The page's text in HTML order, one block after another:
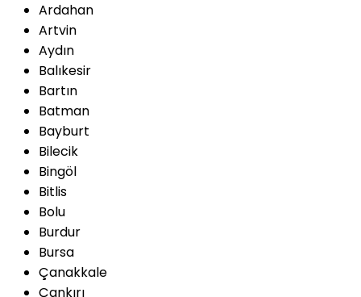
Ardahan
Artvin
Aydın
Balıkesir
Bartın
Batman
Bayburt
Bilecik
Bingöl
Bitlis
Bolu
Burdur
Bursa
Çanakkale
Çankırı